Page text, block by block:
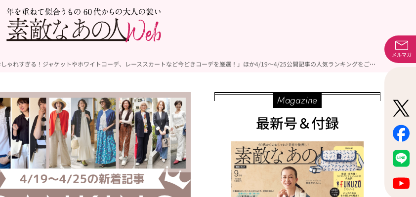
「「ユニクロ」のセットアップがおしゃれすぎる！ジャケットやホワイトコーデ、レーススカートなど今どきコーデを厳選！」ほか4/19～4/25公開記事の人気ランキングをご紹介！【今週の新着記事ベスト10】
Magazine
最新号＆付録
メルマガ